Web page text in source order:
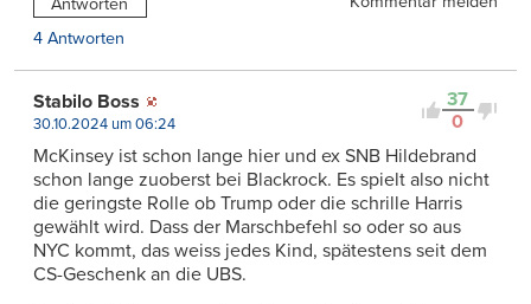
4 Antworten
37
0
Stabilo Boss
30.10.2024 um 06:24
McKinsey ist schon lange hier und ex SNB Hildebrand
schon lange zuoberst bei Blackrock. Es spielt also nicht
die geringste Rolle ob Trump oder die schrille Harris
gewählt wird. Dass der Marschbefehl so oder so aus
NYC kommt, das weiss jedes Kind, spätestens seit dem
CS-Geschenk an die UBS.